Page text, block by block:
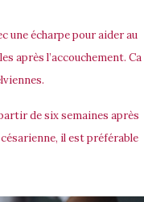
une écharpe pour aider au
après l’accouchement. Ca
desix semaines après
il est préférable